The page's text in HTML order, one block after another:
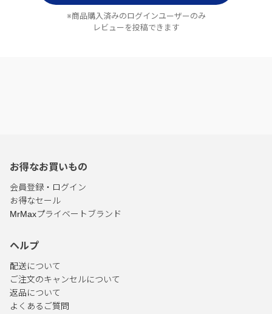
※商品購入済みのログインユーザーのみ
レビューを投稿できます
お得なお買いもの
会員登録・ログイン
お得なセール
MrMaxプライベートブランド
ヘルプ
配送について
ご注文のキャンセルについて
返品について
よくあるご質問